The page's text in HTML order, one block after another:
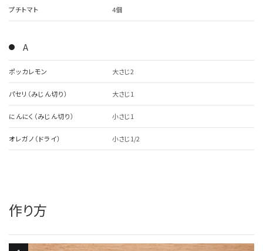
プチトマト 4個
A
ポッカレモン 大さじ2
パセリ（みじん切り） 大さじ1
にんにく（みじん切り） 小さじ1
オレガノ（ドライ） 小さじ1/2
作り方